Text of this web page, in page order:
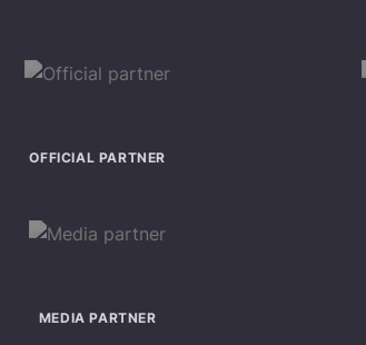
OFFICIAL PARTNER
MEDIA PARTNER